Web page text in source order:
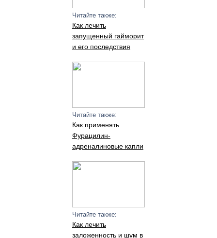
Читайте также:
Как лечить
запущенный гайморит
и его последствия
Читайте также:
Как применять
Фурацилин-
адреналиновые капли
Читайте также:
Как лечить
заложенность и шум в